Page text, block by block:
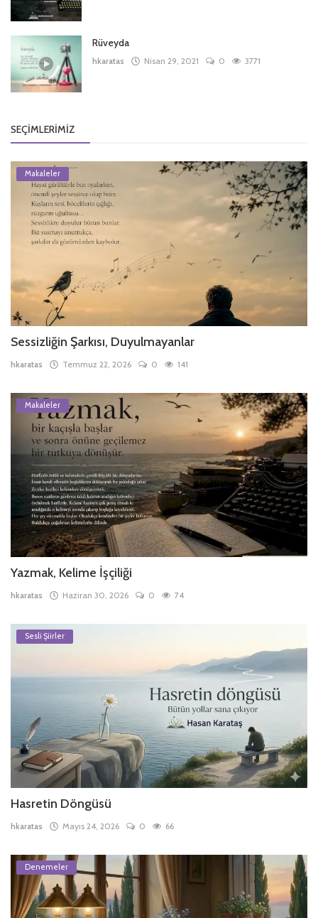
Rüveyda
hkaratas Nisan 29, 2021 0 3771
SEÇIMLERIMIZ
Makaleler
Sessizliğin Şarkısı, Duyulmayanlar
hkaratas Temmuz 22, 2026 0 141
Makaleler
Yazmak, Kelime İşçiliği
hkaratas Haziran 30, 2026 0 74
Sesli Şiirler
Hasretin Döngüsü
hkaratas Mayıs 24, 2026 0 66
Denemeler